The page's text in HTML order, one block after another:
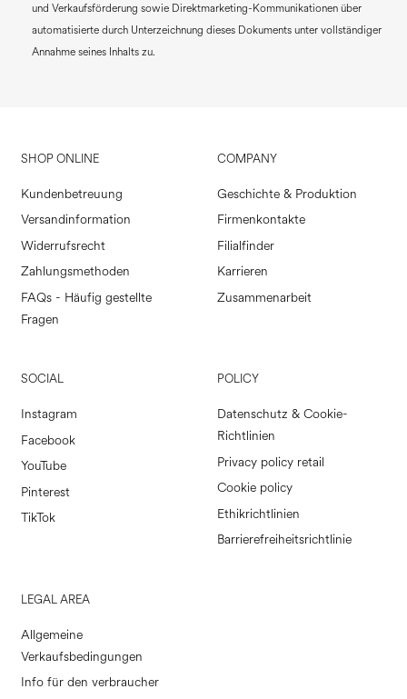
und Verkaufsförderung sowie Direktmarketing-Kommunikationen über
automatisierte durch Unterzeichnung dieses Dokuments unter vollständiger
Annahme seines Inhalts zu.
SHOP ONLINE
Kundenbetreuung
Versandinformation
Widerrufsrecht
Zahlungsmethoden
FAQs - Häufig gestellte
Fragen
COMPANY
Geschichte & Produktion
Firmenkontakte
Filialfinder
Karrieren
Zusammenarbeit
SOCIAL
Instagram
Facebook
YouTube
Pinterest
TikTok
POLICY
Datenschutz & Cookie-
Richtlinien
Privacy policy retail
Cookie policy
Ethikrichtlinien
Barrierefreiheitsrichtlinie
LEGAL AREA
Allgemeine
Verkaufsbedingungen
Info für den verbraucher